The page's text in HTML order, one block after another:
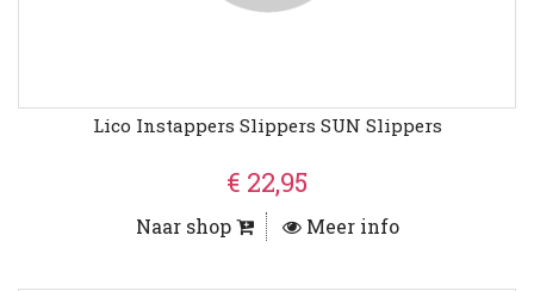
Lico Instappers Slippers SUN Slippers
€ 22,95
Naar shop Meer info